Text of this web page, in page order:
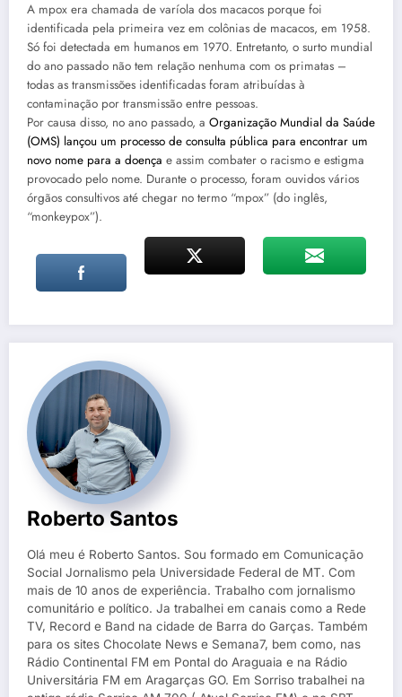
A mpox era chamada de varíola dos macacos porque foi
identificada pela primeira vez em colônias de macacos, em 1958.
Só foi detectada em humanos em 1970. Entretanto, o surto mundial
do ano passado não tem relação nenhuma com os primatas –
todas as transmissões identificadas foram atribuídas à
contaminação por transmissão entre pessoas.
Por causa disso, no ano passado, a Organização Mundial da Saúde
(OMS) lançou um processo de consulta pública para encontrar um
novo nome para a doença e assim combater o racismo e estigma
provocado pelo nome. Durante o processo, foram ouvidos vários
órgãos consultivos até chegar no termo “mpox” (do inglês,
“monkeypox”).
Roberto Santos
Olá meu é Roberto Santos. Sou formado em Comunicação
Social Jornalismo pela Universidade Federal de MT. Com
mais de 10 anos de experiência. Trabalho com jornalismo
comunitário e político. Ja trabalhei em canais como a Rede
TV, Record e Band na cidade de Barra do Garças. Também
para os sites Chocolate News e Semana7, bem como, nas
Rádio Continental FM em Pontal do Araguaia e na Rádio
Universitária FM em Aragarças GO. Em Sorriso trabalhei na